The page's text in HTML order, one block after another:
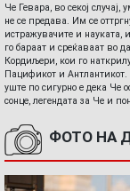
Че Гевара, во секој
не се предава. Им се
истражувачите и науката,
го бараат и среќаваат во
Кордиљери, кои го
Пацификот и Антлантикот.
уште по сигурно е дека Че
сонце, легендата за Че и
ФОТО НА